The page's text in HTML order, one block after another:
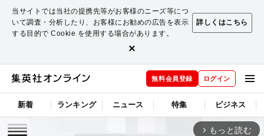
当サイトでは当社の提携先等がお客様のニーズ等につ
いて調査・分析したり、お客様にお勧めの広告を表示
する目的で Cookie を使用する場合があります。
詳しくはこちら
×
無料会員登録 ログイン
新着 ランキング ニュース 特集 ビジネス
arrow_forward_ios もっと読む